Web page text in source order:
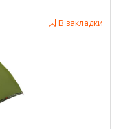
В закладки